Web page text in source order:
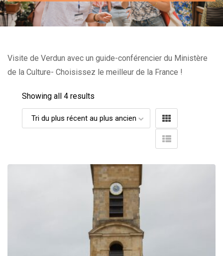
Visite de Verdun avec un guide-conférencier du Ministère
de la Culture- Choisissez le meilleur de la France !
Showing all 4 results